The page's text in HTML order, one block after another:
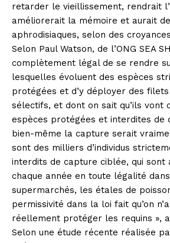
retarder le vieillissement, rendrait
améliorerait la mémoire et aurait
aphrodisiaques, selon des
Selon Paul Watson, de l’ONG SEA
complètement légal de se rendre
lesquelles évoluent des espèces
protégées et d’y déployer des
sélectifs, et dont on sait qu’ils vont
espèces protégées et interdites de
bien-même la capture serait
sont des milliers d’individus
interdits de capture ciblée, qui sont
chaque année en toute légalité
supermarchés, les étales de
permissivité dans la loi fait qu’on
réellement protéger les requins »,
Selon une étude récente réalisée